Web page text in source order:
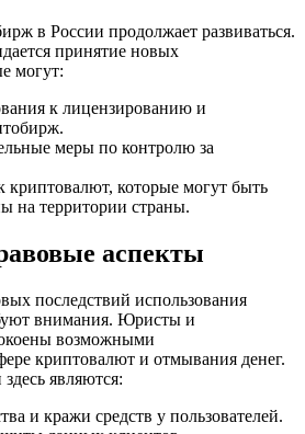
в России продолжает развиваться.
принятие новых
могут:
к лицензированию и
меры по контролю за
криптовалют, которые могут быть
на территории страны.
аспекты
последствий использования
внимания. Юристы и
возможными
криптовалют и отмывания денег.
являются:
и кражи средств у пользователей.